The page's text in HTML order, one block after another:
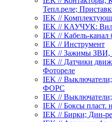
Тепл.реле;
IEK //
IEK // КАУЧУК:
IEK // Кабель-канал
IEK // Инструмент
IEK // Зажимы
IEK // Датчики
Фотореле
IEK //
ФОРС
IEK //
IEK // Боксы пласт.
IEK // Бирки; Дин-